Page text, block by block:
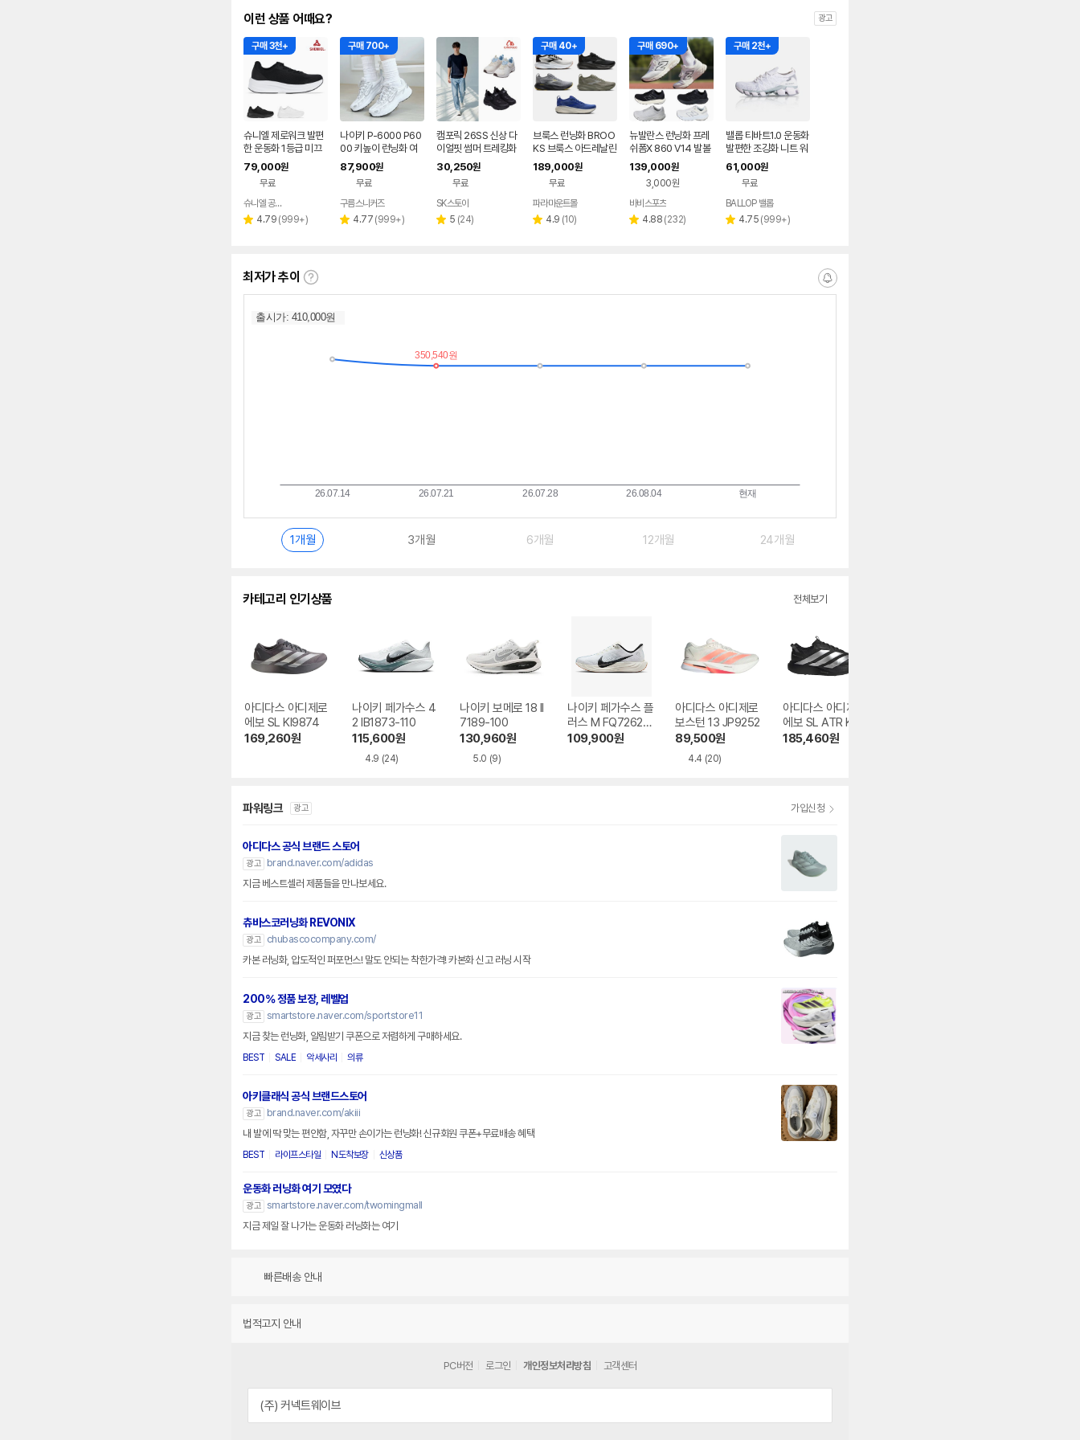
이런 상품 어때요? 광고
구매 3천+
슈니엘 제로워크 발편
한 운동화 1등급 미끄
럼방지 키높이 런닝화
79,000원
무료
페이
슈니엘 공식 온라인스토어
별 4.79 리
(999+)
구매 700+
나이키 P-6000 P60
00 키높이 런닝화 여
성 운동화 여름 메탈릭
실버 화이트
87,900원
무료
구름스니커즈
별 4.77 리
(999+)
캠포릭 26SS 신상 다
이얼핏 썸머 트레킹화
남성
30,250원
무료
SK스토아
별 5 리
(24)
구매 40+
브룩스 런닝화 BROO
KS 브룩스 아드레날린
GTS 25 워킹화 남자
러닝화 (5colors)
189,000원
무료
파라마운트몰
별 4.9 리
(10)
구매 690+
뉴발란스 런닝화 프레
쉬폼X 860 V14 발볼
넓은 발편한 경량 마라
톤화 안정화 운동화
139,000원
3,000원
바비스포츠
별 4.88 리
(232)
구매 2천+
밸롭 티바트1.0 운동화
발편한 조깅화 니트 워
킹화
61,000원
무료
BALLOP 밸롭
별 4.75 리
(999+)
최저가 추이
최
가
알
1개월 3개월 6개월 12개월 24개월
카테고리 인기상품 전체보기
아디다스 아디제로
에보 SL KI9874
169,260원
나이키 페가수스 4
2 IB1873-110
115,600원
4.9 (24)
나이키 보메로 18 II
7189-100
130,960원
5.0 (9)
나이키 페가수스 플
러스 M FQ7262-1
01
109,900원
아디다스 아디제로
보스턴 13 JP9252
89,500원
4.4 (20)
아디다스 아디제로
에보 SL ATR KK2
683
185,460원
파워링크 광고 가입신청
아디다스 공식 브랜드 스토어
광고
brand.naver.com/adidas
지금 베스트셀러 제품들을 만나보세요.
츄바스코러닝화 REVONIX
광고
chubascocompany.com/
카본 러닝화, 압도적인 퍼포먼스! 말도 안되는 착한가격! 카본화 신고 러닝 시작
200% 정품 보장, 레벨업
광고 smartstore.naver.com/sportstore11
지금 찾는 런닝화, 알림받기 쿠폰으로 저렴하게 구매하세요.
BEST SALE 악세사리 의류
아키클래식 공식 브랜드스토어
광고
brand.naver.com/akiii
내 발에 딱 맞는 편안함, 자꾸만 손이가는 런닝화! 신규회원 쿠폰+무료배송 혜택
BEST 라이프스타일 N도착보장 신상품
운동화 러닝화 여기 모였다
광고 smartstore.naver.com/twomingmall
지금 제일 잘 나가는 운동화 러닝화는 여기
빠른배송 안내
법적고지 안내
PC버전 로그인 개인정보처리방침 고객센터
(주) 커넥트웨이브